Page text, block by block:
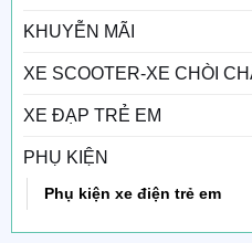
KHUYỄN MÃI
XE SCOOTER-XE CHÒI
XE ĐẠP TRẺ EM
PHỤ KIỆN
Phụ kiện xe điện trẻ em